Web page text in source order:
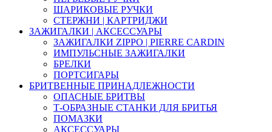
ШАРИКОВЫЕ РУЧКИ
СТЕРЖНИ | КАРТРИДЖИ
ЗАЖИГАЛКИ | АКСЕССУАРЫ
ЗАЖИГАЛКИ ZIPPO | PIERRE CARDIN
ИМПУЛЬСНЫЕ ЗАЖИГАЛКИ
БРЕЛКИ
ПОРТСИГАРЫ
БРИТВЕННЫЕ ПРИНАДЛЕЖНОСТИ
ОПАСНЫЕ БРИТВЫ
Т-ОБРАЗНЫЕ СТАНКИ ДЛЯ БРИТЬЯ
ПОМАЗКИ
АКСЕССУАРЫ